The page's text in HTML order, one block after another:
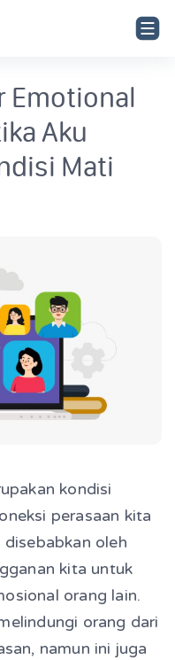
Emotional
Aku
Mati
kondisi
perasaan kita
oleh
kita untuk
orang lain.
orang dari
namun ini juga